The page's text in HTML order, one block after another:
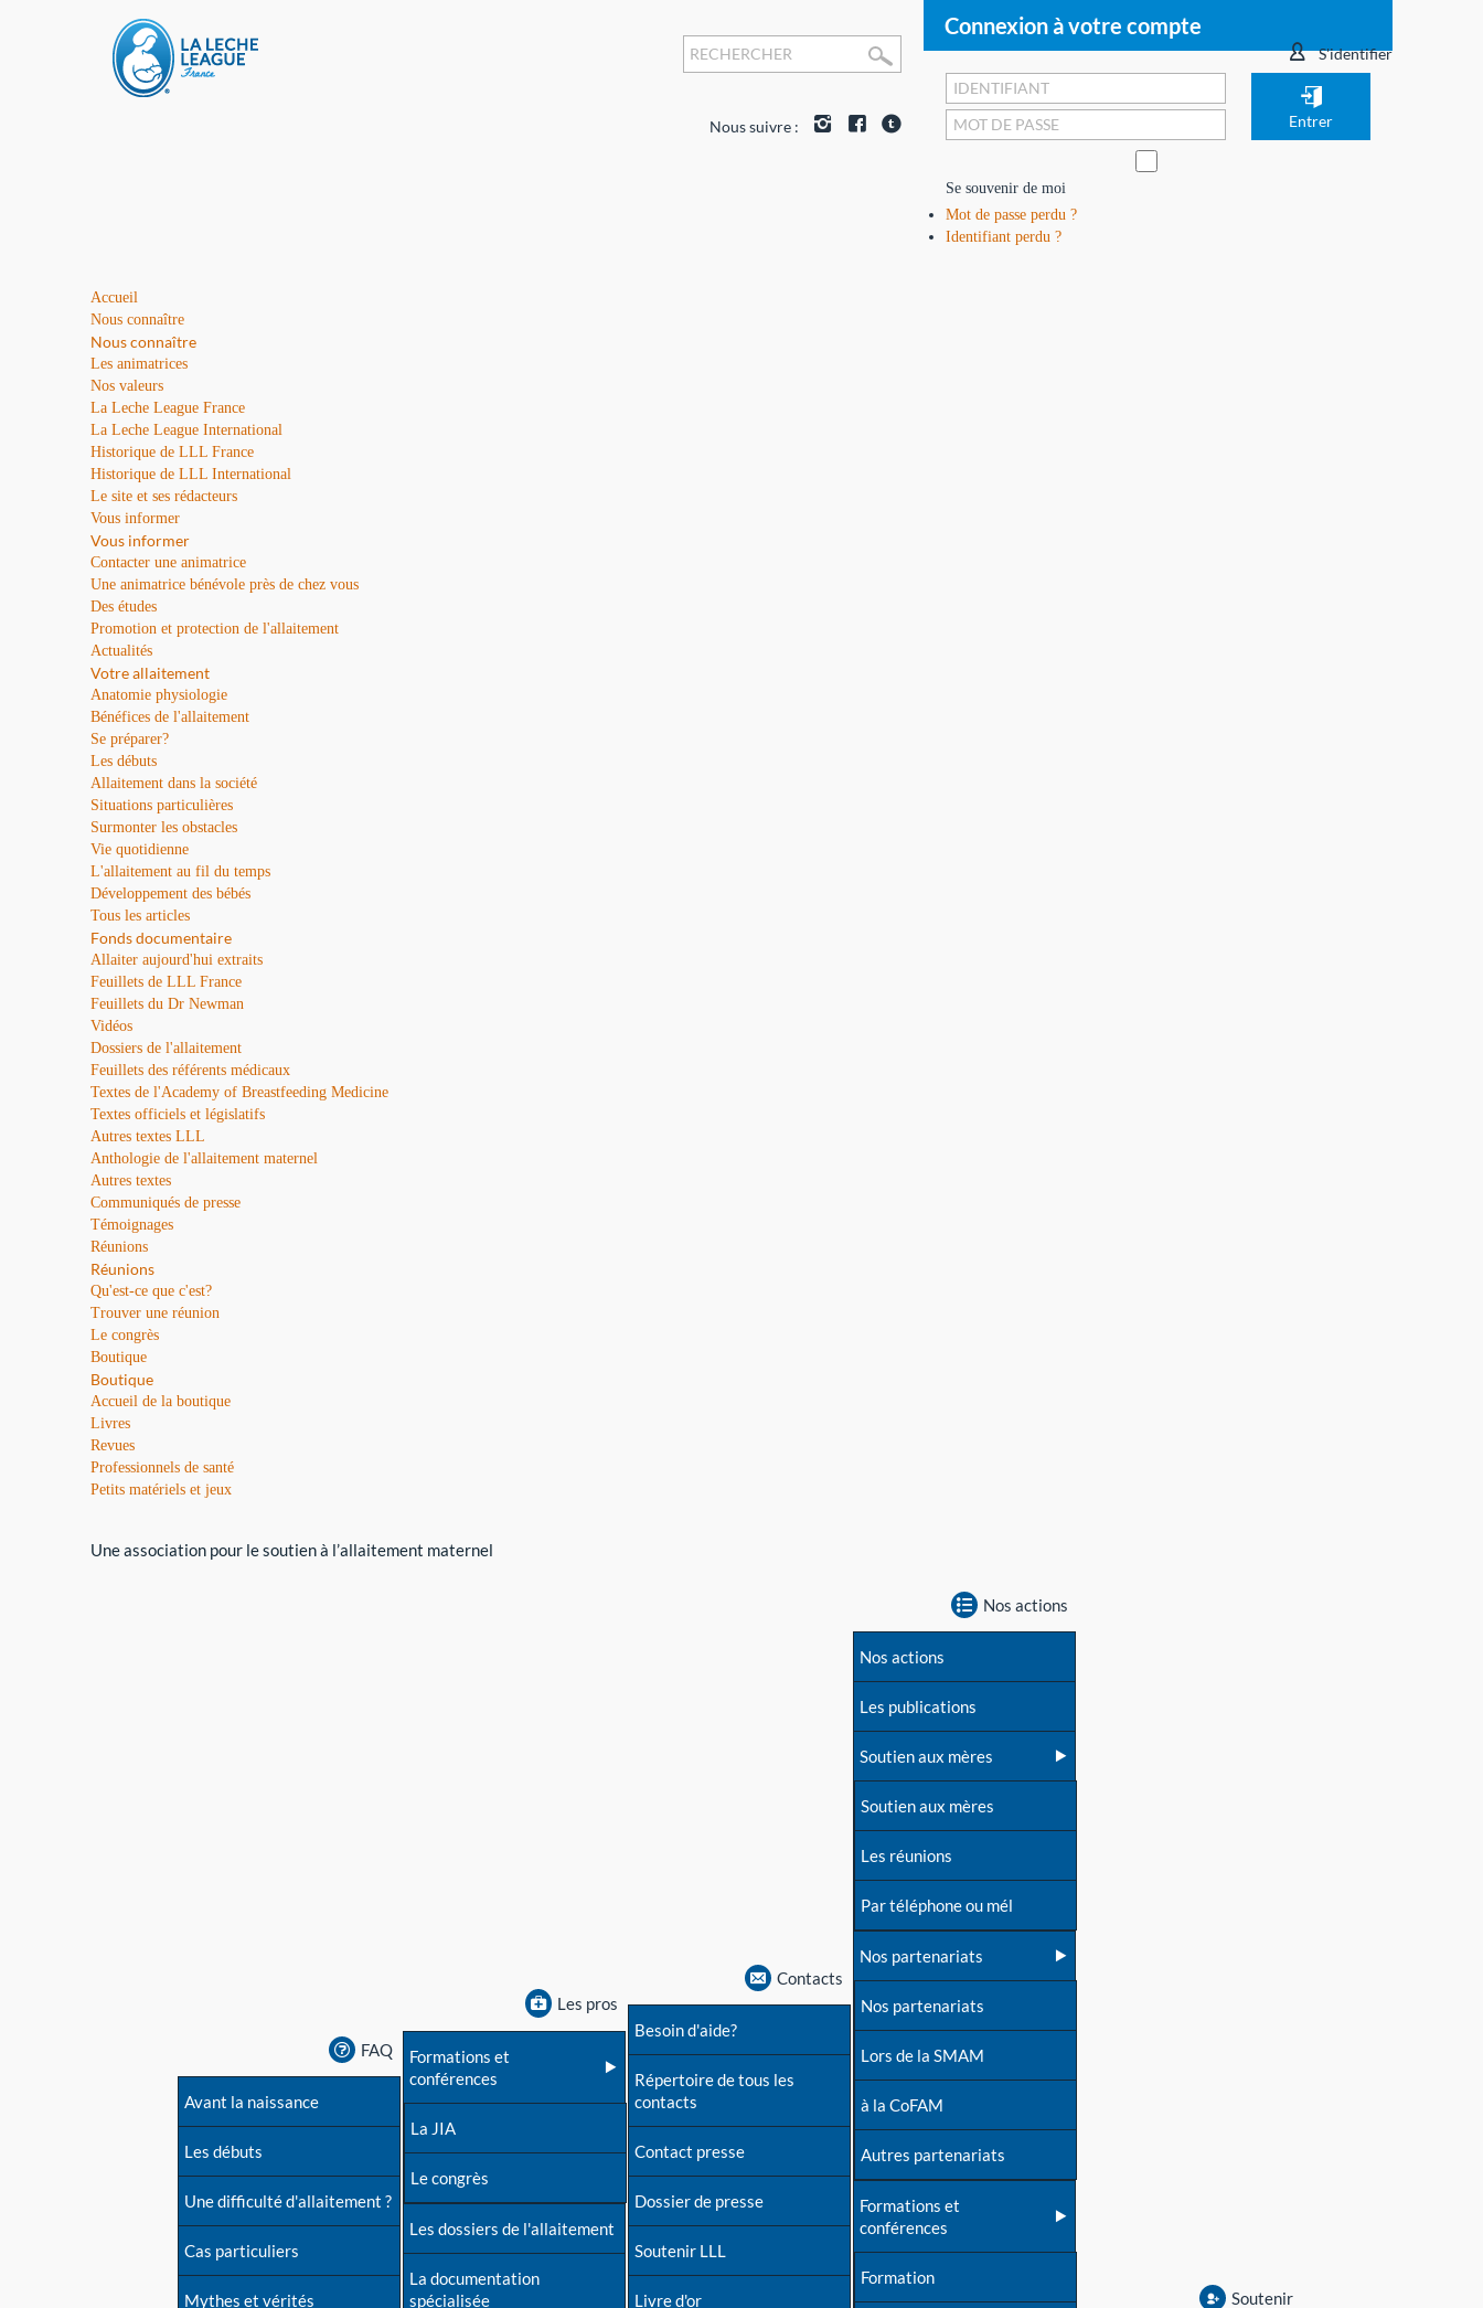
S'identifier
Connexion à votre compte
Se souvenir de moi
Mot de passe perdu ?
Identifiant perdu ?
Nous suivre :
Accueil
Nous connaître
Nous connaître
Les animatrices
Nos valeurs
La Leche League France
La Leche League International
Historique de LLL France
Historique de LLL International
Le site et ses rédacteurs
Vous informer
Vous informer
Contacter une animatrice
Une animatrice bénévole près de chez vous
Des études
Promotion et protection de l'allaitement
Actualités
Votre allaitement
Anatomie physiologie
Bénéfices de l'allaitement
Se préparer?
Les débuts
Allaitement dans la société
Situations particulières
Surmonter les obstacles
Vie quotidienne
L'allaitement au fil du temps
Développement des bébés
Tous les articles
Fonds documentaire
Allaiter aujourd'hui extraits
Feuillets de LLL France
Feuillets du Dr Newman
Vidéos
Dossiers de l'allaitement
Feuillets des référents médicaux
Textes de l'Academy of Breastfeeding Medicine
Textes officiels et législatifs
Autres textes LLL
Anthologie de l'allaitement maternel
Autres textes
Communiqués de presse
Témoignages
Réunions
Réunions
Qu'est-ce que c'est?
Trouver une réunion
Le congrès
Boutique
Boutique
Accueil de la boutique
Livres
Revues
Professionnels de santé
Petits matériels et jeux
Une association pour le soutien à l’allaitement maternel
FAQ
Avant la naissance
Les débuts
Une difficulté d'allaitement ?
Cas particuliers
Mythes et vérités
Les pros
Formations et
conférences
La JIA
Le congrès
Les dossiers de l'allaitement
La documentation
spécialisée
Contacts
Besoin d'aide?
Répertoire de tous les
contacts
Contact presse
Dossier de presse
Soutenir LLL
Livre d'or
Nos actions
Nos actions
Les publications
Soutien aux mères
Soutien aux mères
Les réunions
Par téléphone ou mél
Nos partenariats
Nos partenariats
Lors de la SMAM
à la CoFAM
Autres partenariats
Formations et
conférences
Formation
Soutenir